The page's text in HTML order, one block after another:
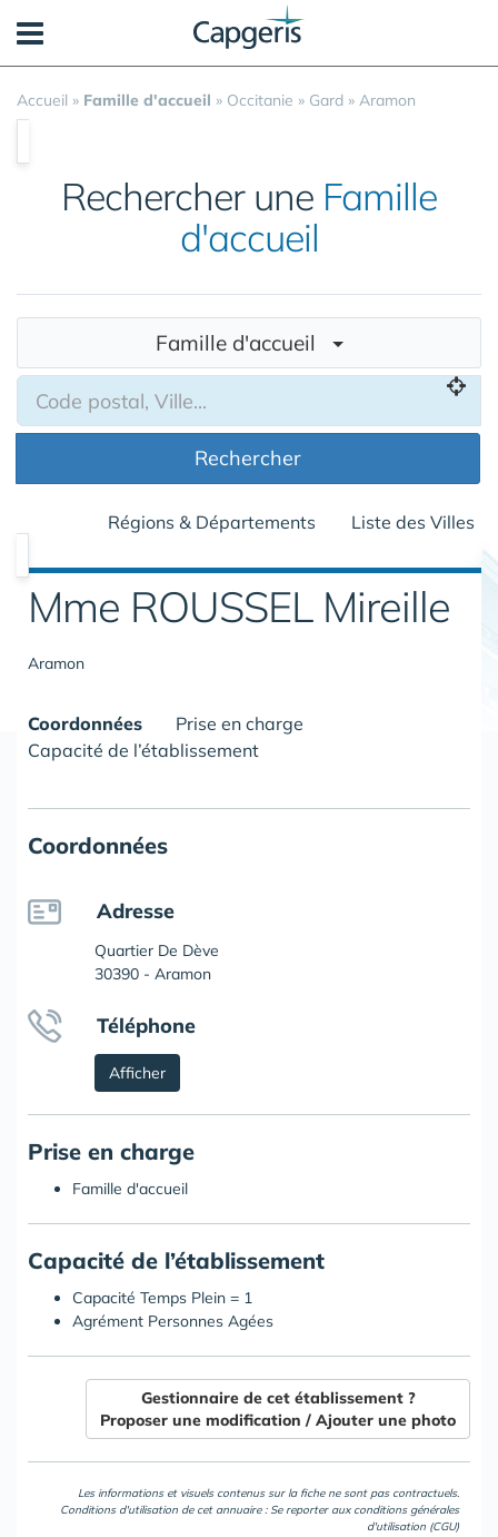
Accueil » Famille d'accueil » Occitanie » Gard » Aramon
Rechercher une Famille
d'accueil
Famille d'accueil
Rechercher
Régions & Départements Liste des Villes
Mme ROUSSEL Mireille
Aramon
Coordonnées
Prise en charge
Capacité de l’établissement
Coordonnées
Adresse
Quartier De Dève
30390 - Aramon
Téléphone
Afficher
Prise en charge
Famille d'accueil
Capacité de l’établissement
Capacité Temps Plein = 1
Agrément Personnes Agées
Gestionnaire de cet établissement ?
Proposer une modification / Ajouter une photo
Les informations et visuels contenus sur la fiche ne sont pas contractuels.
Conditions d'utilisation de cet annuaire : Se reporter aux conditions générales
d'utilisation (CGU)